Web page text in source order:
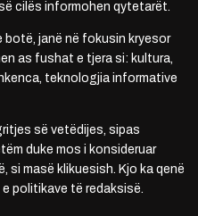
cilës informohen qytetarët.
botë, janë në fokusin kryesor
as fushat e tjera si: kultura,
teknologjia informative
së vetëdijes, sipas
duke mos i konsideruar
si masë klikuesish. Kjo ka qenë
politikave të redaksisë.